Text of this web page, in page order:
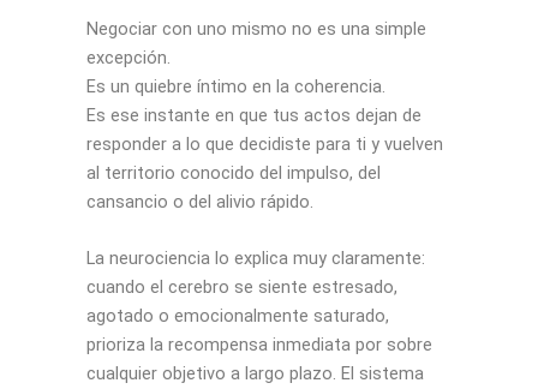
Negociar con uno mismo no es una simple
excepción.
Es un quiebre íntimo en la coherencia.
Es ese instante en que tus actos dejan de
responder a lo que decidiste para ti y vuelven
al territorio conocido del impulso, del
cansancio o del alivio rápido.
La neurociencia lo explica muy claramente:
cuando el cerebro se siente estresado,
agotado o emocionalmente saturado,
prioriza la recompensa inmediata por sobre
cualquier objetivo a largo plazo. El sistema